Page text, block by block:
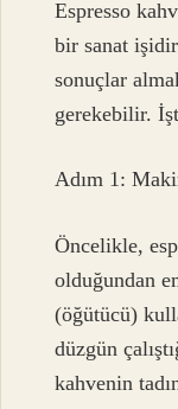
Espresso
bir sanat
sonuçlar
gerekebilir.
Adım 1:
Öncelikle,
olduğundan
(öğütücü)
düzgün
kahvenin